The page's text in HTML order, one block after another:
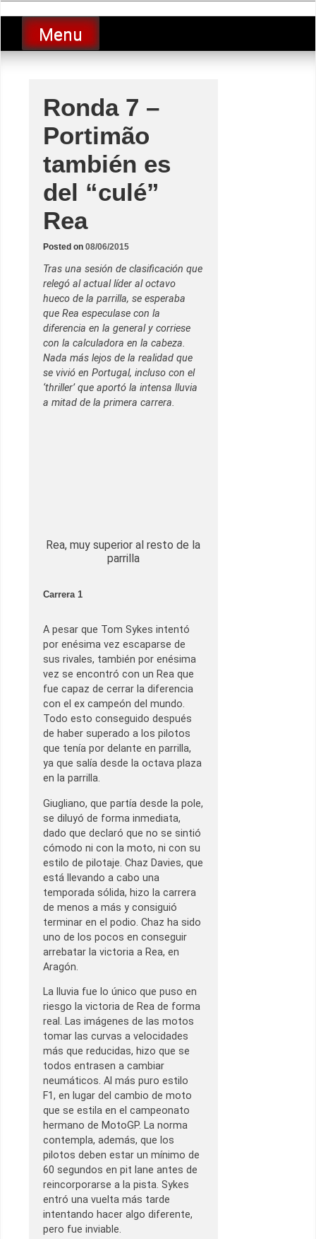
to
contentLucio Lopez GP
luciolopezgp
Menu
Ronda 7 –
Portimão
también es
del “culé”
Rea
Posted on 08/06/2015
Tras una sesión de clasificación que
relegó al actual líder al octavo
hueco de la parrilla, se esperaba
que Rea especulase con la
diferencia en la general y corriese
con la calculadora en la cabeza.
Nada más lejos de la realidad que
se vivió en Portugal, incluso con el
‘thriller’ que aportó la intensa lluvia
a mitad de la primera carrera.
Rea, muy superior al resto de la
parrilla
Carrera 1
A pesar que Tom Sykes intentó
por enésima vez escaparse de
sus rivales, también por enésima
vez se encontró con un Rea que
fue capaz de cerrar la diferencia
con el ex campeón del mundo.
Todo esto conseguido después
de haber superado a los pilotos
que tenía por delante en parrilla,
ya que salía desde la octava plaza
en la parrilla.
Giugliano, que partía desde la pole,
se diluyó de forma inmediata,
dado que declaró que no se sintió
cómodo ni con la moto, ni con su
estilo de pilotaje. Chaz Davies, que
está llevando a cabo una
temporada sólida, hizo la carrera
de menos a más y consiguió
terminar en el podio. Chaz ha sido
uno de los pocos en conseguir
arrebatar la victoria a Rea, en
Aragón.
La lluvia fue lo único que puso en
riesgo la victoria de Rea de forma
real. Las imágenes de las motos
tomar las curvas a velocidades
más que reducidas, hizo que se
todos entrasen a cambiar
neumáticos. Al más puro estilo
F1, en lugar del cambio de moto
que se estila en el campeonato
hermano de MotoGP. La norma
contempla, además, que los
pilotos deben estar un mínimo de
60 segundos en pit lane antes de
reincorporarse a la pista. Sykes
entró una vuelta más tarde
intentando hacer algo diferente,
pero fue inviable.